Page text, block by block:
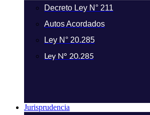
Decreto Ley N° 211
Autos Acordados
Ley N° 20.285
Ley N° 20.285
Jurisprudencia